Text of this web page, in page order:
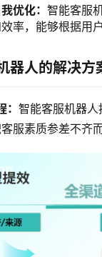
优化：智能客服
率，能够根据用
器人的解决方
：智能客服机器
服素质参差不齐